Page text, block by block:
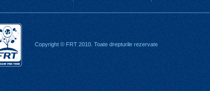
Copyright © FRT 2010. Toate drepturile rezervate